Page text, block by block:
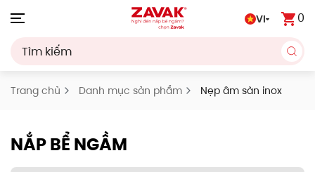
VI 0
Trang chủ Danh mục sản phẩm Nẹp âm sàn inox
NẮP BỂ NGẦM